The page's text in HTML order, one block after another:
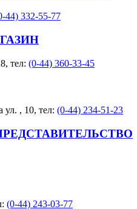
44) 332-55-77
тел: (0-44) 360-33-45
ул. , 10, тел: (0-44) 234-51-23
(0-44) 243-03-77